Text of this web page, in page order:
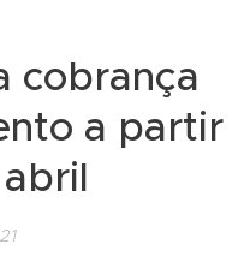
cobrança
a partir